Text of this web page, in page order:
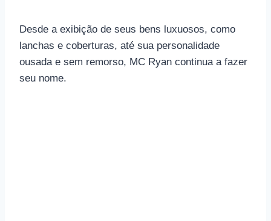
Desde a exibição de seus bens luxuosos, como
lanchas e coberturas, até sua personalidade
ousada e sem remorso, MC Ryan continua a fazer
seu nome.